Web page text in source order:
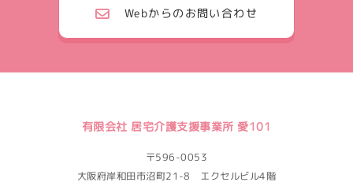
Webからのお問い合わせ
有限会社 居宅介護支援事業所 愛101
〒596-0053
大阪府岸和田市沼町21-8 エクセルビル4階